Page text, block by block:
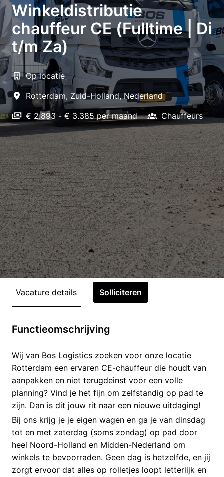
Winkeldistributie
chauffeur CE (Fulltime | Di
t/m Za)
Op locatie
Rotterdam, Zuid-Holland, Nederland
€ 2.893 - € 3.385 per maand
Chauffeurs
Vacature details Solliciteren
Functieomschrijving
Wij van Bos Logistics zoeken voor onze locatie
Rotterdam een ervaren CE-chauffeur die houdt van
aanpakken en niet terugdeinst voor een volle
planning? Vind je het fijn om zelfstandig op pad te
zijn. Dan is dit jouw rit naar een nieuwe uitdaging!
Bij ons krijg je je eigen wagen en ga je van dinsdag
tot en met zaterdag (soms zondag) op pad door
heel Noord-Holland en Midden-Nederland om
winkels te bevoorraden. Geen dag is hetzelfde, en jij
zorgt ervoor dat alles op rolletjes loopt letterlijk en